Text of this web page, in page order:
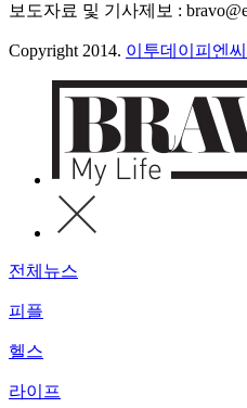
보도자료 및 기사제보 :
Copyright 2014. 이투데이피엔씨
전체뉴스
피플
헬스
라이프